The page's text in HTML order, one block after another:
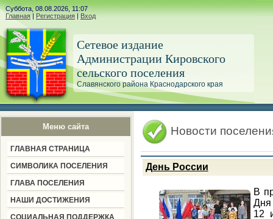
Суббота, 08.08.2026, 11:07
Главная | Регистрация | Вход
Сетевое издание
Администрации Кировского
сельского поселения
Славянского района Краснодарского края
Меню сайта
ГЛАВНАЯ СТРАНИЦА
СИМВОЛИКА ПОСЕЛЕНИЯ
ГЛАВА ПОСЕЛЕНИЯ
НАШИ ДОСТИЖЕНИЯ
СОЦИАЛЬНАЯ ПОДДЕРЖКА
Новости
День России
В
Дня
12